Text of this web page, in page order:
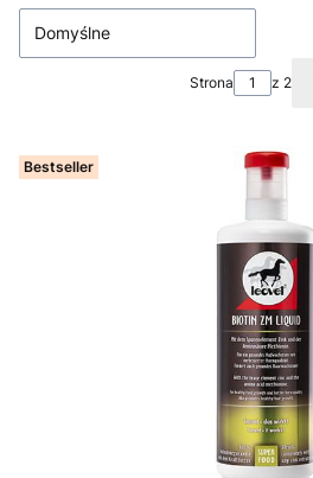
Domyślne
Strona z 2
Bestseller